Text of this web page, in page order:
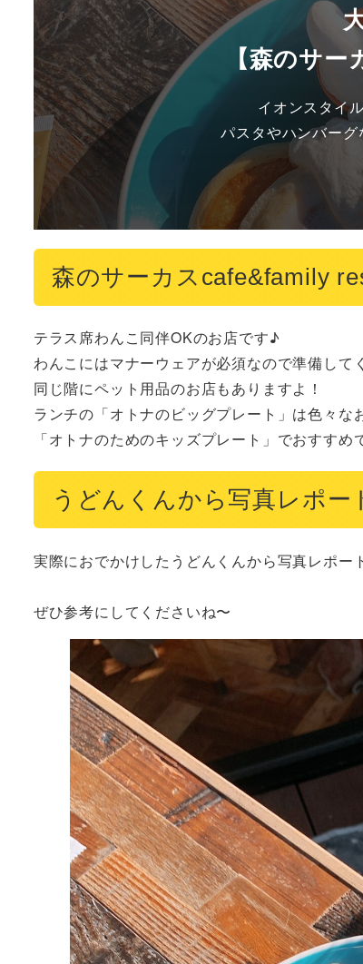
【森のサ
イオンスタイ
パスタやハンバーグ
森のサーカスcafe&family
テラス席わんこ同伴OKのお店です♪
わんこにはマナーウェアが必須なので準備し
同じ階にペット用品のお店もありますよ！
ランチの「オトナのビッグプレート」は色々な
うどんくんから写真レポー
実際におでかけしたうどんくんから写真レポー
ぜひ参考にしてくださいね〜